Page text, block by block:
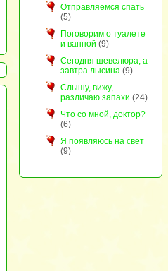
Отправляемся спать
(5)
Поговорим о туалете
и ванной (9)
Сегодня шевелюра, а
завтра лысина(9)
Слышу, вижу,
различаю запахи (24)
Что со мной, доктор?
(6)
Я появляюсь на свет
(9)